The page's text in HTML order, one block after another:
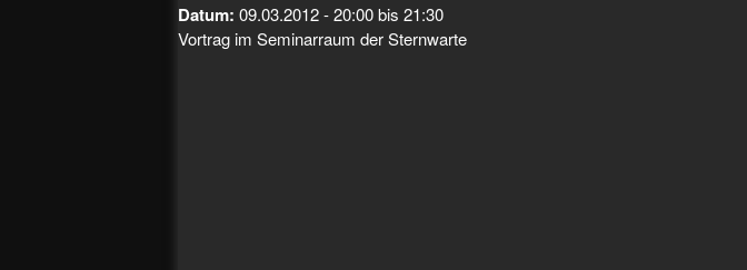
Datum: 09.03.2012 -20:00bis 21:30
Vortrag im Seminarraum der Sternwarte